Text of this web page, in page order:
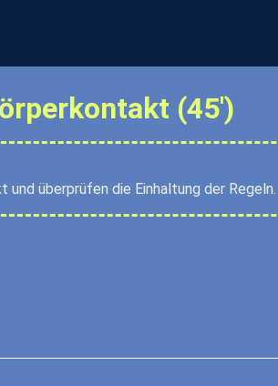
(45')
überprüfen die Einhaltung der Regeln.